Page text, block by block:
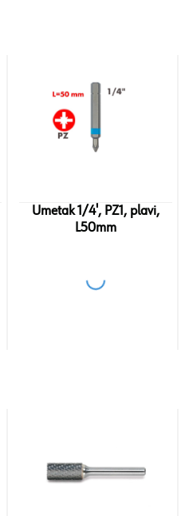
Umetak 1/4', PZ1, plavi,
L50mm